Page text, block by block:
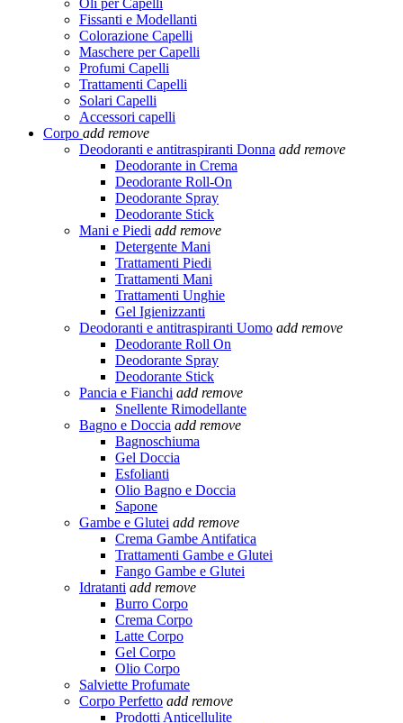
Oli per Capelli
Fissanti e Modellanti
Colorazione Capelli
Maschere per Capelli
Profumi Capelli
Trattamenti Capelli
Solari Capelli
Accessori capelli
Corpo add remove
Deodoranti e antitraspiranti Donna add remove
Deodorante in Crema
Deodorante Roll-On
Deodorante Spray
Deodorante Stick
Mani e Piedi add remove
Detergente Mani
Trattamenti Piedi
Trattamenti Mani
Trattamenti Unghie
Gel Igienizzanti
Deodoranti e antitraspiranti Uomo add remove
Deodorante Roll On
Deodorante Spray
Deodorante Stick
Pancia e Fianchi add remove
Snellente Rimodellante
Bagno e Doccia add remove
Bagnoschiuma
Gel Doccia
Esfolianti
Olio Bagno e Doccia
Sapone
Gambe e Glutei add remove
Crema Gambe Antifatica
Trattamenti Gambe e Glutei
Fango Gambe e Glutei
Idratanti add remove
Burro Corpo
Crema Corpo
Latte Corpo
Gel Corpo
Olio Corpo
Salviette Profumate
Corpo Perfetto add remove
Prodotti Anticellulite